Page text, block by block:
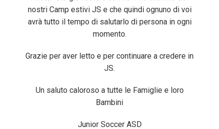
nostri Camp estivi JS e che quindi ognuno di voi
avrà tutto il tempo di salutarlo di persona in ogni
momento.
Grazie per aver letto e per continuare a credere in
JS.
Un saluto caloroso a tutte le Famiglie e loro
Bambini
Junior Soccer ASD